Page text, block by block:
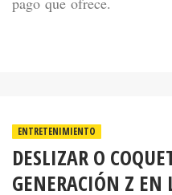
DESLIZAR O
GENERACIÓN Z EN
CITAS ONLINE